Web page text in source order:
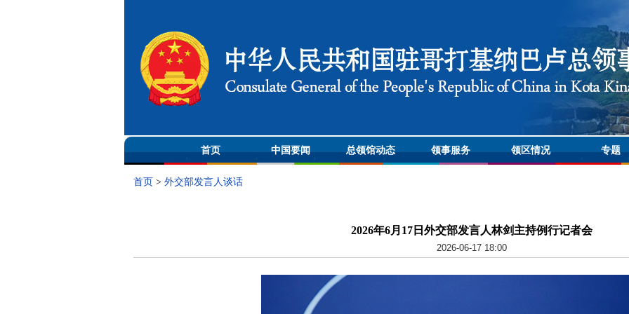
首页 中国要闻 总领馆动态 领事服务 领区情况 专题
首页 > 外交部发言人谈话
2026年6月17日外交部发言人林剑主持例行记者会
2026-06-17 18:00